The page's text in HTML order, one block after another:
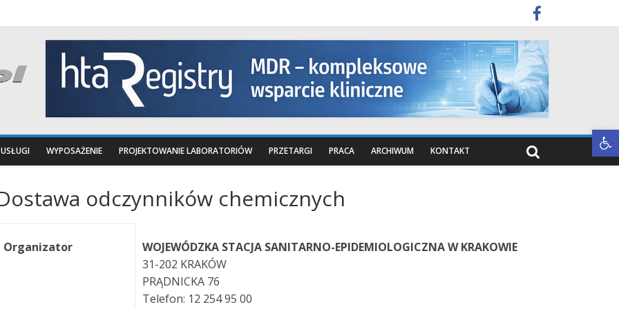
Otwórz pasek narzędzi
USŁUGI WYPOSAŻENIE PROJEKTOWANIE LABORATORIÓW PRZETARGI PRACA ARCHIWUM KONTAKT
odczynników chemicznych
Organizator
WOJEWÓDZKA STACJA SANITARNO-EPIDEMIOLOGICZNA W KRAKOWIE
31-202 KRAKÓW
PRĄDNICKA 76
Telefon: 12 254 95 00